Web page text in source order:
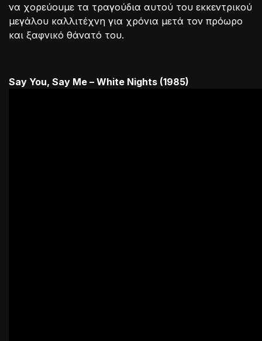
να χορεύουμε τα τραγούδια αυτού του εκκεντρικού
μεγάλου καλλιτέχνη για χρόνια μετά τον πρόωρο
και ξαφνικό θάνατό του.
Say You, Say Me – White Nights (1985)